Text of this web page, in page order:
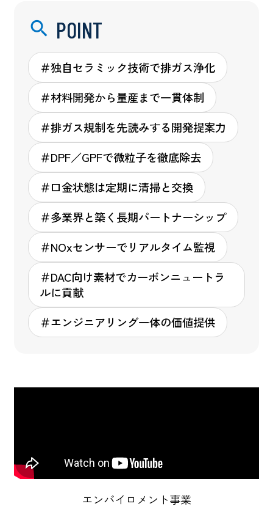
POINT
＃独自セラミック技術で排ガス浄化
＃材料開発から量産まで一貫体制
＃排ガス規制を先読みする開発提案力
＃DPF／GPFで微粒子を徹底除去
＃口金状態は定期に清掃と交換
＃多業界と築く長期パートナーシップ
＃NOxセンサーでリアルタイム監視
＃DAC向け素材でカーボンニュートラ
ルに貢献
＃エンジニアリング一体の価値提供
エンバイロメント事業